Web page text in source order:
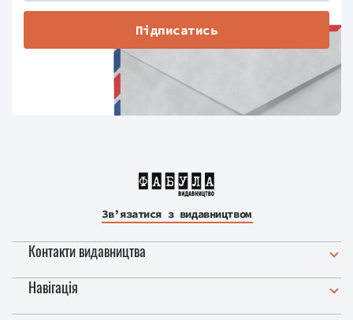
Підписатись
Зв’язатися з видавництвом
Контакти видавництва
Навігація